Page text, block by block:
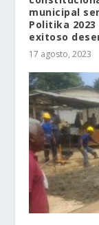
municipal
Politika
exitoso
17 agosto, 2023